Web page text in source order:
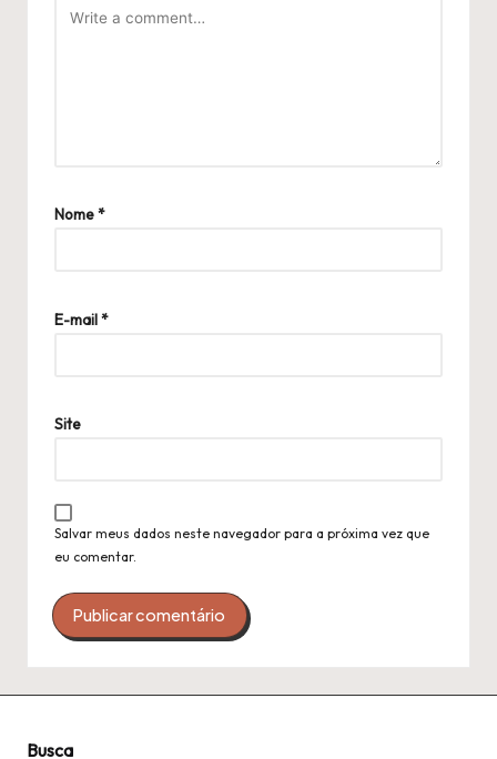
Nome*
E-mail*
Site
Salvar meus dados neste navegador para a próxima vez que
eu comentar.
Busca